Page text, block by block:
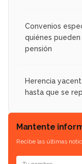
Convenios
quiénes
pensión
Herencia
hasta que se
Mantente
Recibe las últimas